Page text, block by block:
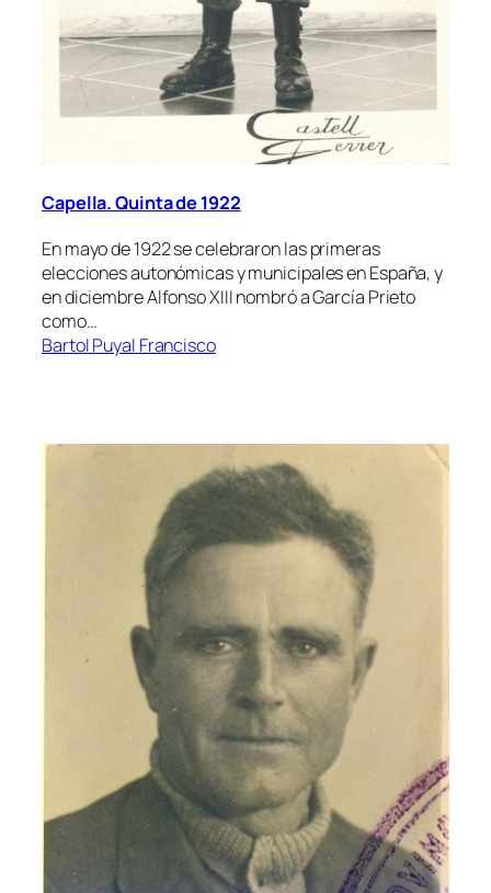
Capella. Quinta de 1922
En mayo de 1922 se celebraron las primeras
elecciones autonómicas y municipales en España, y
en diciembre Alfonso XIII nombró a García Prieto
como…
Bartol Puyal Francisco